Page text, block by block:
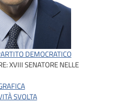
DEMOCRATICO
XVIIISENATORE NELLE
SVOLTA